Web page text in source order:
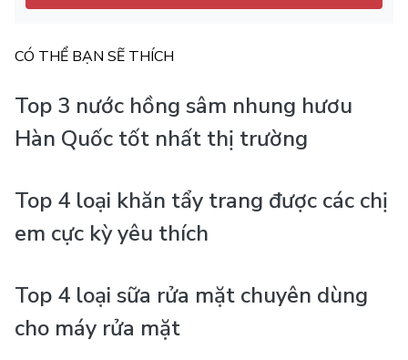
CÓ THỂ BẠN SẼ THÍCH
Top 3 nước hồng sâm nhung hươu
Hàn Quốc tốt nhất thị trường
Top 4 loại khăn tẩy trang được các chị
em cực kỳ yêu thích
Top 4 loại sữa rửa mặt chuyên dùng
cho máy rửa mặt